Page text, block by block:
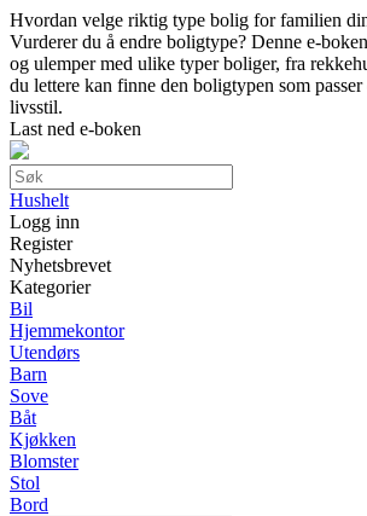
Hvordan velge riktig type bolig for familien
Vurderer du å endre boligtype? Denne e-
og ulemper med ulike typer boliger, fra
du lettere kan finne den boligtypen som
livsstil.
Last ned e-boken
Hushelt
Logg inn
Register
Nyhetsbrevet
Kategorier
Bil
Hjemmekontor
Utendørs
Barn
Sove
Båt
Kjøkken
Blomster
Stol
Bord